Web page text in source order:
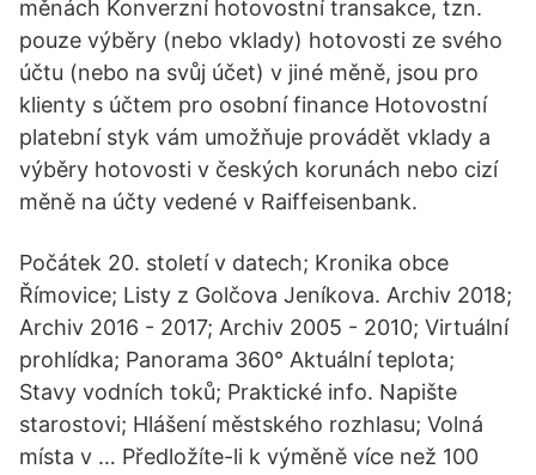
měnách Konverzní hotovostní transakce, tzn.
pouze výběry (nebo vklady) hotovosti ze svého
účtu (nebo na svůj účet) v jiné měně, jsou pro
klienty s účtem pro osobní finance Hotovostní
platební styk vám umožňuje provádět vklady a
výběry hotovosti v českých korunách nebo cizí
měně na účty vedené v Raiffeisenbank.
Počátek 20. století v datech; Kronika obce
Římovice; Listy z Golčova Jeníkova. Archiv 2018;
Archiv 2016 - 2017; Archiv 2005 - 2010; Virtuální
prohlídka; Panorama 360° Aktuální teplota;
Stavy vodních toků; Praktické info. Napište
starostovi; Hlášení městského rozhlasu; Volná
místa v … Předložíte-li k výměně více než 100